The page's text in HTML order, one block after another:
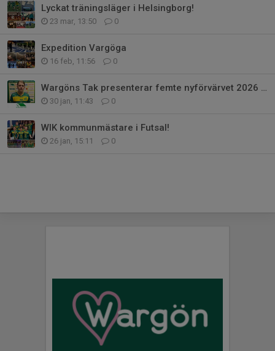
Lyckat träningsläger i Helsingborg!
23 mar, 13:50 0
Expedition Vargöga
16 feb, 11:56 0
Wargöns Tak presenterar femte nyförvärvet 2026 - Hampus Benjaminsson !
30 jan, 11:43 0
WIK kommunmästare i Futsal!
26 jan, 15:11 0